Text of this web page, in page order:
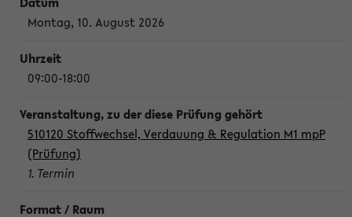
Montag, 10. August 2026
09:00-18:00
510120 Stoffwechsel, Verdauung & Regulation M1 mpP
(Prüfung)
1. Termin